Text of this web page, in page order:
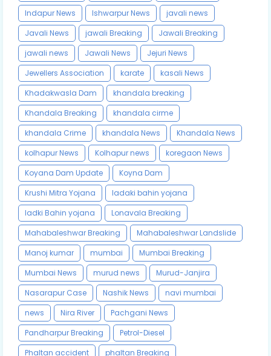
Indapur News
Ishwarpur News
javali news
Javali News
jawali Breaking
Jawali Breaking
jawali news
Jawali News
Jejuri News
Jewellers Association
karate
kasali News
Khadakwasla Dam
khandala breaking
Khandala Breaking
khandala cirme
khandala Crime
khandala News
Khandala News
kolhapur News
Kolhapur news
koregaon News
Koyana Dam Update
Koyna Dam
Krushi Mitra Yojana
ladaki bahin yojana
ladki Bahin yojana
Lonavala Breaking
Mahabaleshwar Breaking
Mahabaleshwar Landslide
Manoj kumar
mumbai
Mumbai Breaking
Mumbai News
murud news
Murud-Janjira
Nasarapur Case
Nashik News
navi mumbai
news
Nira River
Pachgani News
Pandharpur Breaking
Petrol-Diesel
Phaltan accident
phaltan Breaking